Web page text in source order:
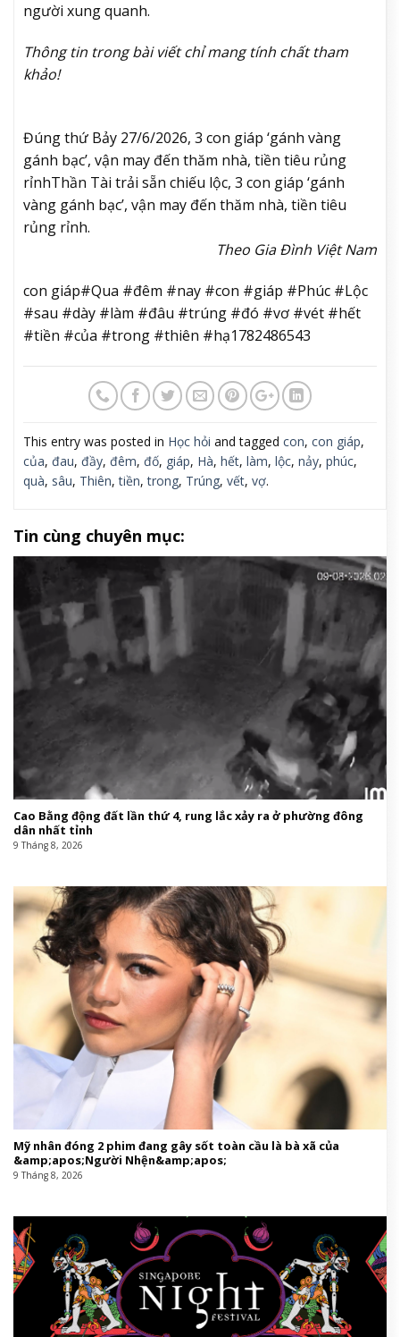
người xung quanh.
Thông tin trong bài viết chỉ mang tính chất tham
khảo!
Đúng thứ Bảy 27/6/2026, 3 con giáp ‘gánh vàng
gánh bạc’, vận may đến thăm nhà, tiền tiêu rủng
rỉnhThần Tài trải sẵn chiếu lộc, 3 con giáp ‘gánh
vàng gánh bạc’, vận may đến thăm nhà, tiền tiêu
rủng rỉnh.
Theo Gia Đình Việt Nam
con giáp#Qua #đêm #nay #con #giáp #Phúc #Lộc
#sau #dày #làm #đâu #trúng #đó #vơ #vét #hết
#tiền #của #trong #thiên #hạ1782486543
This entry was posted in Học hỏi and tagged con, con giáp,
của, đau, đầy, đêm, đố, giáp, Hà, hết, làm, lộc, nảy, phúc,
quà, sâu, Thiên,tiền,trong, Trúng, vết, vợ.
Tin cùng chuyên mục:
Cao Bằng động đất lần thứ 4, rung lắc xảy ra ở phường đông
dân nhất tỉnh
9 Tháng 8, 2026
Mỹ nhân đóng 2 phim đang gây sốt toàn cầu là bà xã của
&amp;apos;Người Nhện&amp;apos;
9 Tháng 8, 2026